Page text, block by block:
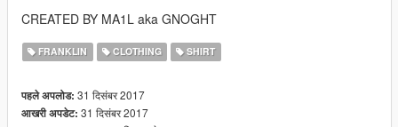
CREATED BY MA1L aka GNOGHT
FRANKLIN CLOTHING SHIRT
पहले अपलोड: 31 दिसंबर 2017
आखरी अपडेट: 31 दिसंबर 2017